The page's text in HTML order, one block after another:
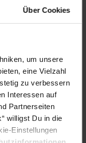
Über Cookies
um unsere
eine Vielzahl
zu verbessern
Interessen auf
Partnerseiten
willigst Du in die
Einstellungen